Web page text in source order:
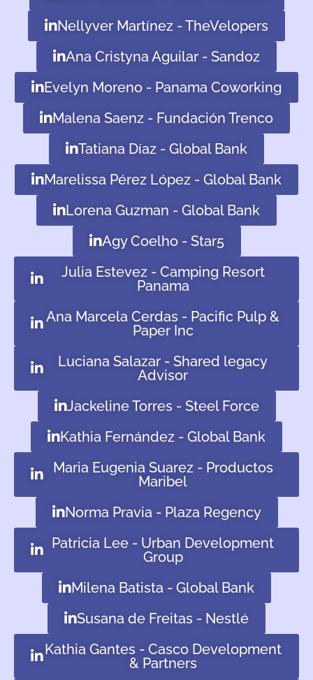
Nellyver Martínez - TheVelopers
Ana Cristyna Aguilar - Sandoz
Evelyn Moreno - Panama Coworking
Malena Saenz - Fundación Trenco
Tatiana Díaz - Global Bank
Marelissa Pérez López - Global Bank
Lorena Guzman - Global Bank
Agy Coelho - Star5
Julia Estevez - Camping Resort
Panama
Ana Marcela Cerdas - Pacific Pulp &
Paper Inc
Luciana Salazar - Shared legacy
Advisor
Jackeline Torres - Steel Force
Kathia Fernández - Global Bank
Maria Eugenia Suarez - Productos
Maribel
Norma Pravia - Plaza Regency
Patricia Lee - Urban Development
Group
Milena Batista - Global Bank
Susana de Freitas - Nestlé
Kathia Gantes - Casco Development
& Partners